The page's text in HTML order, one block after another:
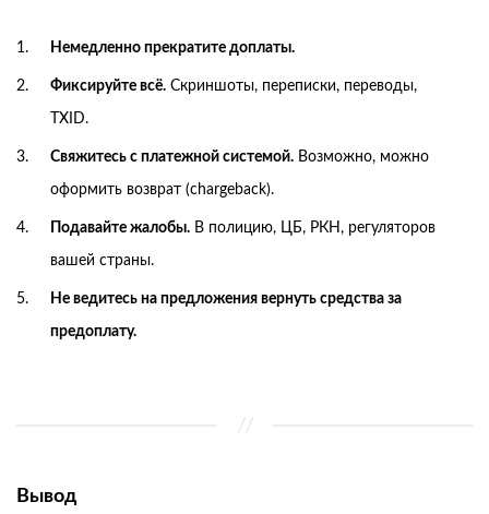
Немедленно прекратите доплаты.
Фиксируйте всё. Скриншоты, переписки, переводы,
TXID.
Свяжитесь с платежной системой. Возможно, можно
оформить возврат (chargeback).
Подавайте жалобы. В полицию, ЦБ, РКН, регуляторов
вашей страны.
Не ведитесь на предложения вернуть средства за
предоплату.
Вывод